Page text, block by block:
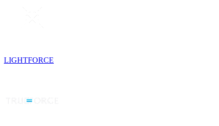
LIGHTFORCE